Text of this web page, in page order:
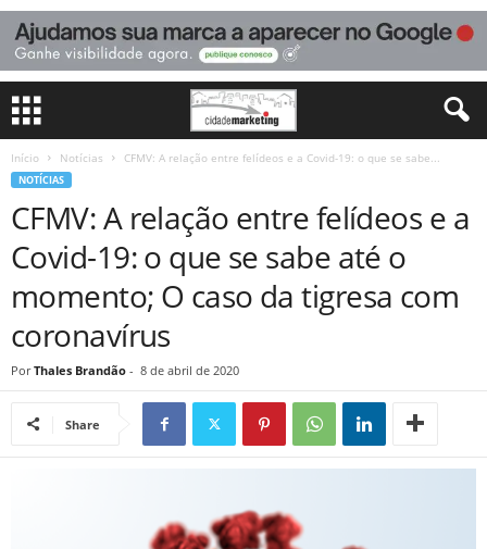
Início Notícias CFMV: A relação entre felídeos e a Covid-19: o que se sabe...
NOTÍCIAS
CFMV: A relação entre felídeos e a
Covid-19: o que se sabe até o
momento; O caso da tigresa com
coronavírus
Por Thales Brandão - 8 de abril de 2020
Share